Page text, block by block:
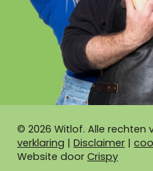
© 2026 Witlof. Alle rechten
verklaring | Disclaimer |
Website door Crispy